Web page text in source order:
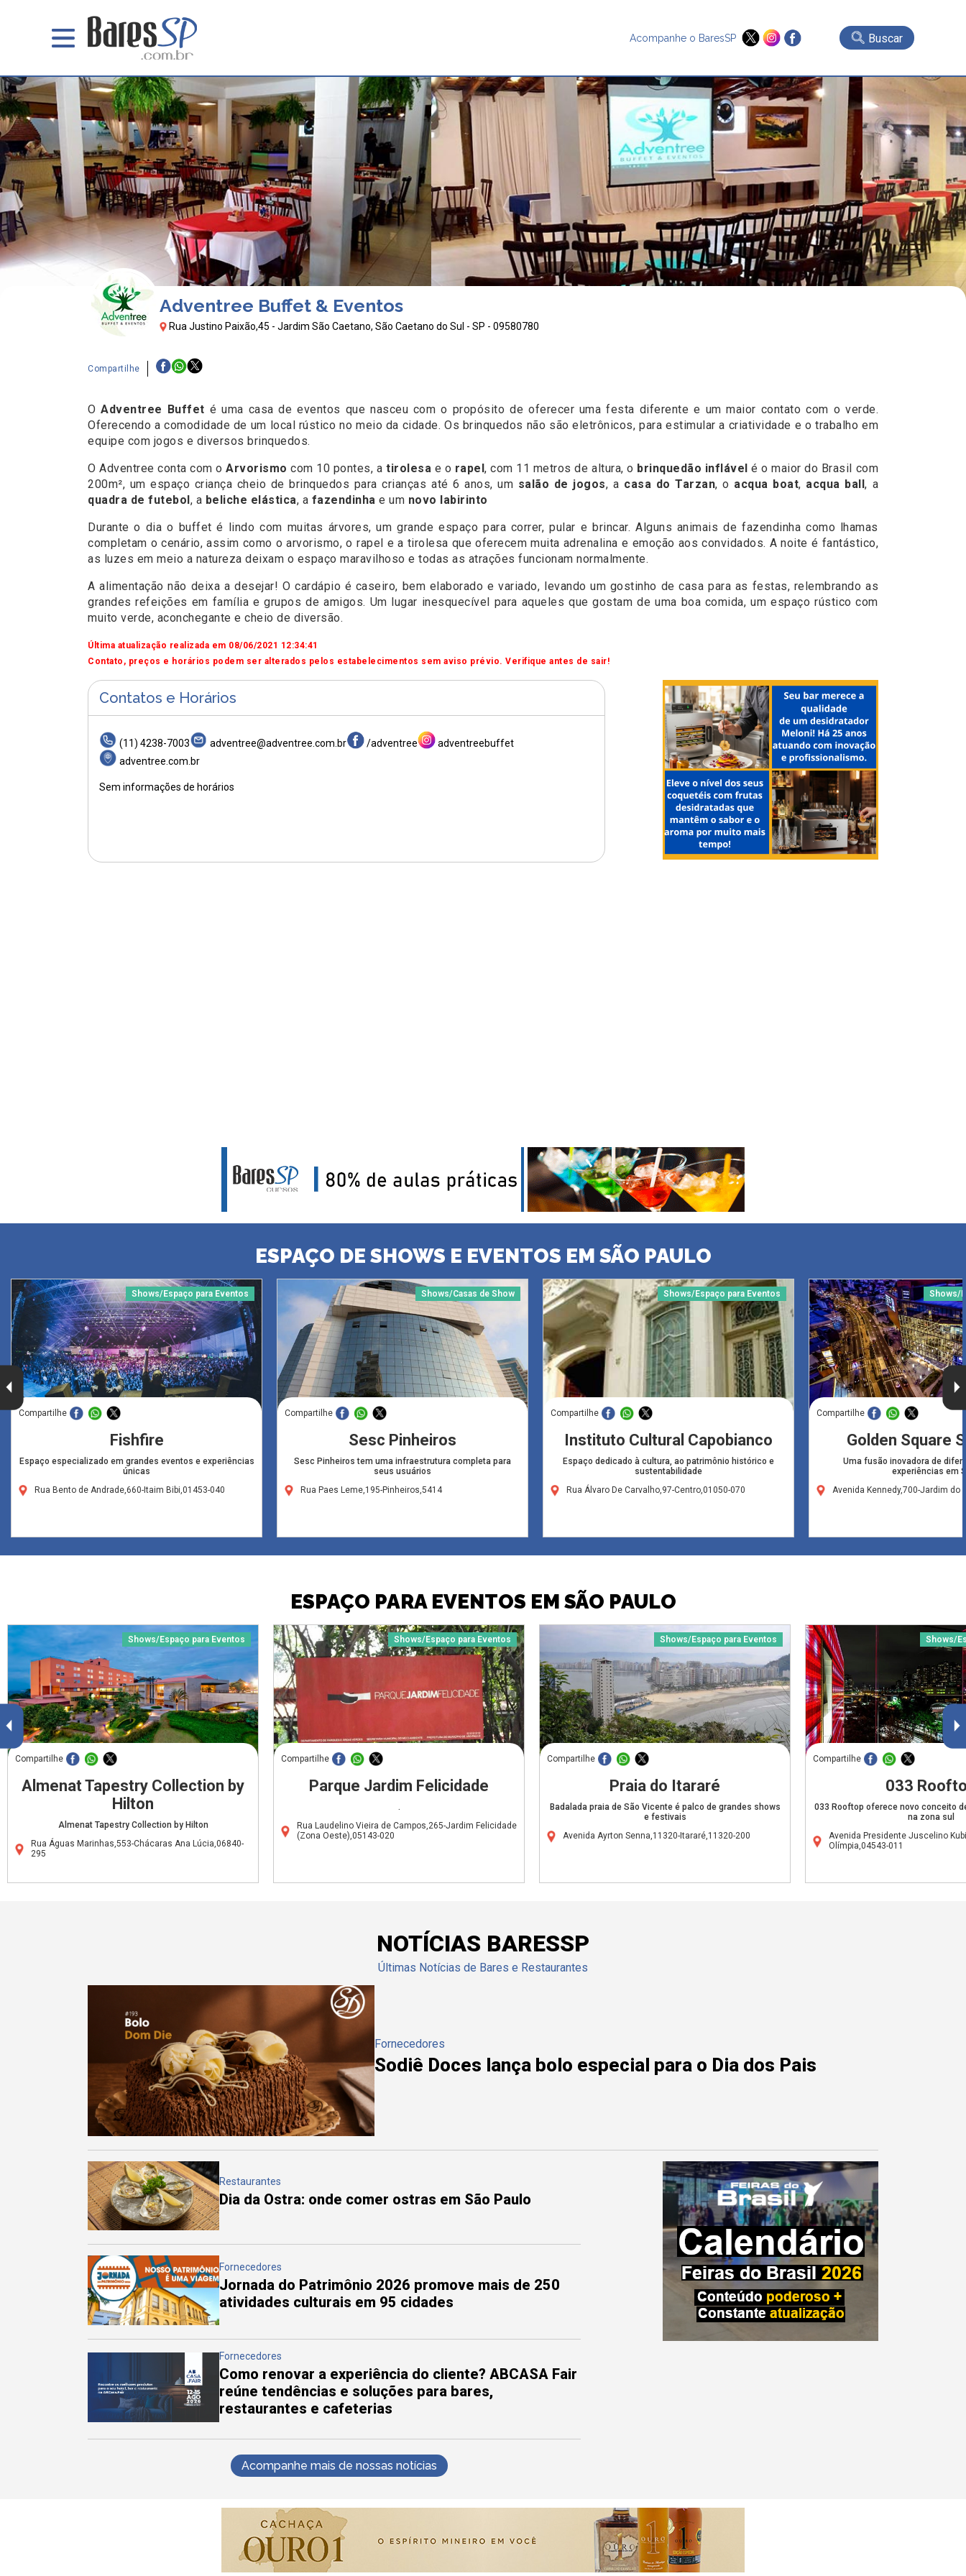
Acompanhe o BaresSP Buscar
Adventree Buffet & Eventos
Rua Justino Paixão,45 - Jardim São Caetano, São Caetano do Sul - SP - 09580780
Compartilhe
OAdventree Buffet é uma casa de eventos que nasceu com o propósito de oferecer uma festa diferente e um maior contato com o verde.
Oferecendo a comodidade de um local rústico no meio da cidade. Os brinquedos não são eletrônicos, para estimular a criatividade e o trabalho em
equipe com jogos e diversos brinquedos.
O Adventree conta com oArvorismo com 10 pontes, atirolesa e o rapel, com 11 metros de altura, o brinquedão inflável é o maior do Brasil com
200m², um espaço criança cheio de brinquedos para crianças até 6 anos, um salão de jogos, a casa do Tarzan, o acqua boat, acqua ball, a
quadra de futebol , a beliche elástica, a fazendinha e um novo labirinto
Durante o dia o buffet é lindo com muitas árvores, um grande espaço para correr, pular e brincar. Alguns animais de fazendinha como lhamas
completam o cenário, assim como o arvorismo, o rapel e a tirolesa que oferecem muita adrenalina e emoção aos convidados. A noite é fantástico,
as luzes em meio a natureza deixam o espaço maravilhoso e todas as atrações funcionam normalmente.
A alimentação não deixa a desejar! O cardápio é caseiro, bem elaborado e variado, levando um gostinho de casa para as festas, relembrando as
grandes refeições em família e grupos de amigos. Um lugar inesquecível para aqueles que gostam de uma boa comida, um espaço rústico com
muito verde, aconchegante e cheio de diversão.
Última atualização realizada em 08/06/2021 12:34:41
Contato, preços e horários podem ser alterados pelos estabelecimentos sem aviso prévio. Verifique antes de sair!
Contatos e Horários
(11) 4238-7003 adventree@adventree.com.br /adventree
adventreebuffet
adventree.com.br
Sem informações de horários
ESPAÇO DE SHOWS E EVENTOS EM SÃO PAULO
Shows/Espaço para Eventos
Compartilhe
Fishfire
Espaço especializado em grandes eventos e experiências
únicas
Rua Bento de Andrade,660-Itaim Bibi,01453-040
Shows/Casas de Show
Compartilhe
Sesc Pinheiros
Sesc Pinheiros tem uma infraestrutura completa para
seus usuários
Rua Paes Leme,195-Pinheiros,5414
Shows/Espaço para Eventos
Compartilhe
Instituto Cultural Capobianco
Espaço dedicado à cultura, ao patrimônio histórico e
sustentabilidade
Rua Álvaro De Carvalho,97-Centro,01050-070
Shows/
Compartilhe
Golden Square
Uma fusão inovadora de
experiências em
Avenida Kennedy,700-Jardim do
ESPAÇO PARA EVENTOS EM SÃO PAULO
Shows/Espaço para Eventos
Compartilhe
Almenat Tapestry Collection by
Hilton
Almenat Tapestry Collection by Hilton
Rua Águas Marinhas,553-Chácaras Ana Lúcia,06840-
295
Shows/Espaço para Eventos
Compartilhe
Parque Jardim Felicidade
.
Rua Laudelino Vieira de Campos,265-Jardim Felicidade
(Zona Oeste),05143-020
Shows/Espaço para Eventos
Compartilhe
Praia do Itararé
Badalada praia de São Vicente é palco de grandes shows
e festivais
Avenida Ayrton Senna,11320-Itararé,11320-200
Shows/
Compartilhe
033
033 Rooftop oferece novo conceito
na zona sul
Avenida Presidente Juscelino
Olímpia,04543-011
NOTÍCIAS BARESSP
Últimas Notícias de Bares e Restaurantes
Fornecedores
Sodiê Doces lança bolo especial para o Dia dos Pais
Restaurantes
Dia da Ostra: onde comer ostras em São Paulo
Fornecedores
Jornada do Patrimônio 2026 promove mais de 250
atividades culturais em 95 cidades
Fornecedores
Como renovar a experiência do cliente? ABCASA Fair
reúne tendências e soluções para bares,
restaurantes e cafeterias
Acompanhe mais de nossas notícias